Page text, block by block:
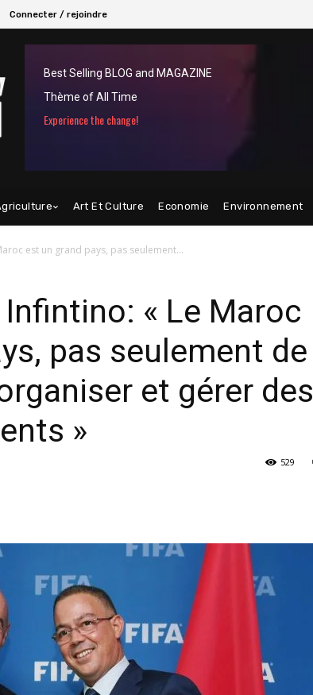
Connecter / rejoindre
Best Selling BLOG and MAGAZINE
Thème of All Time
Experience the change!
Art Et Culture Economie Environnement
est un grand pays, pas seulement...
« Le Maroc
pas seulement de
et gérer des
»
529